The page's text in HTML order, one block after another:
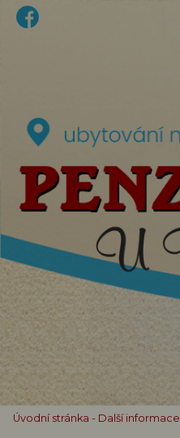
Úvodní stránka - Další informace